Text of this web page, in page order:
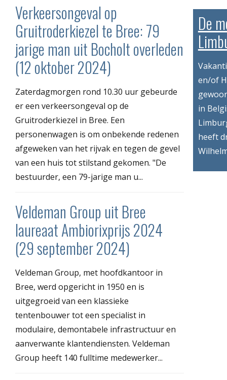
Verkeersongeval op
Gruitroderkiezel te Bree: 79
jarige man uit Bocholt overleden
(12 oktober 2024)
Zaterdagmorgen rond 10.30 uur gebeurde
er een verkeersongeval op de
Gruitroderkiezel in Bree. Een
personenwagen is om onbekende redenen
afgeweken van het rijvak en tegen de gevel
van een huis tot stilstand gekomen. "De
bestuurder, een 79-jarige man u...
Veldeman Group uit Bree
laureaat Ambiorixprijs 2024
(29 september 2024)
Veldeman Group, met hoofdkantoor in
Bree, werd opgericht in 1950 en is
uitgegroeid van een klassieke
tentenbouwer tot een specialist in
modulaire, demontabele infrastructuur en
aanverwante klantendiensten. Veldeman
Group heeft 140 fulltime medewerker...
De
en/of
in
heeft